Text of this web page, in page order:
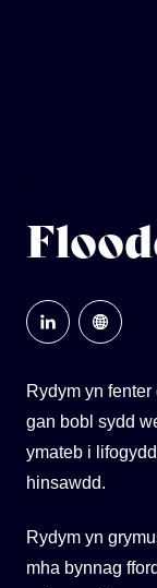
Rydym yn
gan bobl sydd
ymateb i
hinsawdd.
Rydym yn
mha bynnag